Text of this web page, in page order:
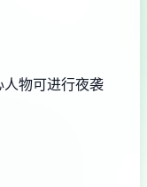
物可进行夜袭